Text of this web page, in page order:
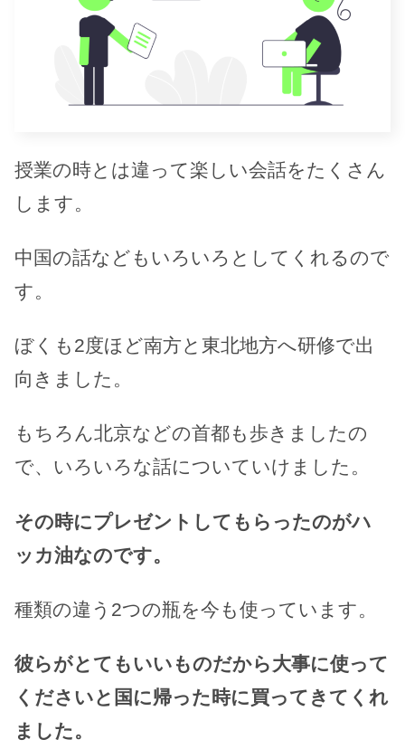
授業の時とは違って楽しい会話をたくさん
します。
中国の話などもいろいろとしてくれるので
す。
ぼくも2度ほど南方と東北地方へ研修で出
向きました。
もちろん北京などの首都も歩きましたの
で、いろいろな話についていけました。
その時にプレゼントしてもらったのがハ
ッカ油なのです。
種類の違う2つの瓶を今も使っています。
彼らがとてもいいものだから大事に使って
くださいと国に帰った時に買ってきてくれ
ました。